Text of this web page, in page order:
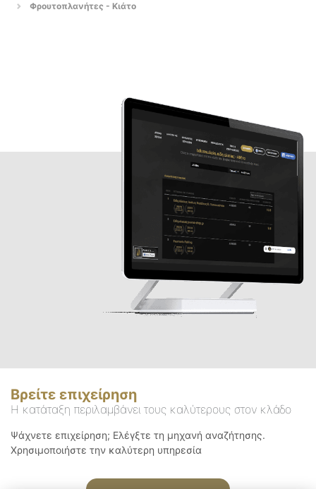
Φρουτοπλανήτες - Κιάτο
Βρείτε επιχείρηση
Η κατάταξη περιλαμβάνει τους καλύτερους στον κλάδο
Ψάχνετε επιχείρηση; Ελέγξτε τη μηχανή αναζήτησης.
Χρησιμοποιήστε την καλύτερη υπηρεσία